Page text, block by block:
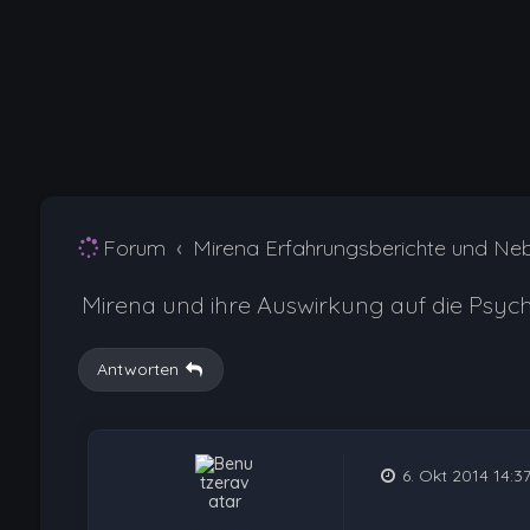
Forum Mirena Erfahrungsberichte und
Mirena und ihre Auswirkung auf die
Antworten
6. Okt 2014 14:37